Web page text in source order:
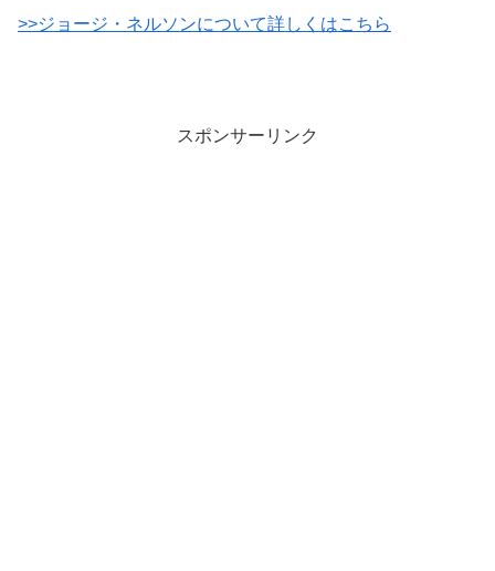
>>ジョージ・ネルソンについて詳しくはこちら
スポンサーリンク